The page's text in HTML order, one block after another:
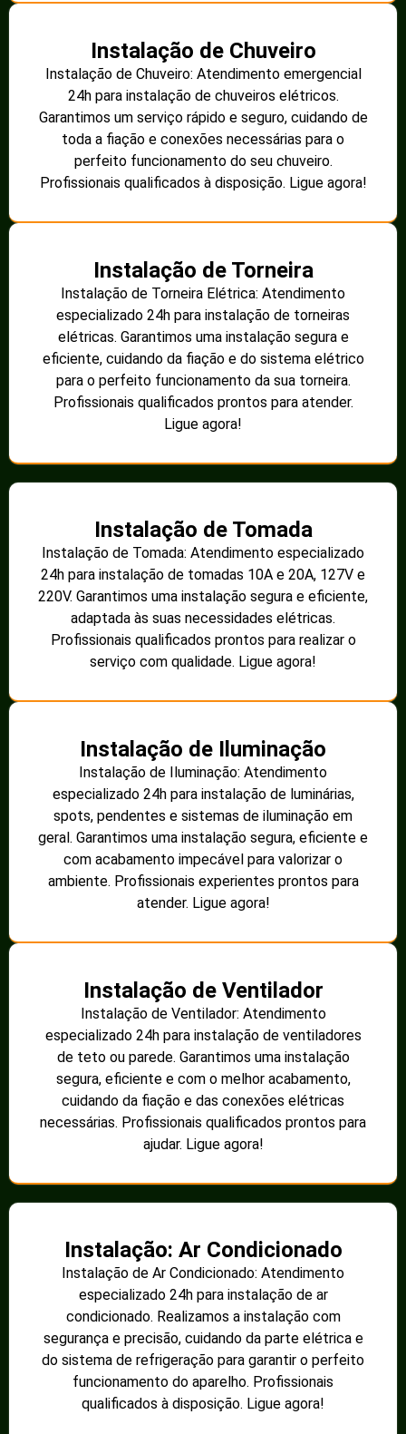
Instalação de Chuveiro
Instalação de Chuveiro: Atendimento emergencial
24h para instalação de chuveiros elétricos.
Garantimos um serviço rápido e seguro, cuidando de
toda a fiação e conexões necessárias para o
perfeito funcionamento do seu chuveiro.
Profissionais qualificados à disposição. Ligue agora!
Instalação de Torneira
Instalação de Torneira Elétrica: Atendimento
especializado 24h para instalação de torneiras
elétricas. Garantimos uma instalação segura e
eficiente, cuidando da fiação e do sistema elétrico
para o perfeito funcionamento da sua torneira.
Profissionais qualificados prontos para atender.
Ligue agora!
Instalação de Tomada
Instalação de Tomada: Atendimento especializado
24h para instalação de tomadas 10A e 20A, 127V e
220V. Garantimos uma instalação segura e eficiente,
adaptada às suas necessidades elétricas.
Profissionais qualificados prontos para realizar o
serviço com qualidade. Ligue agora!
Instalação de Iluminação
Instalação de Iluminação: Atendimento
especializado 24h para instalação de luminárias,
spots, pendentes e sistemas de iluminação em
geral. Garantimos uma instalação segura, eficiente e
com acabamento impecável para valorizar o
ambiente. Profissionais experientes prontos para
atender. Ligue agora!
Instalação de Ventilador
Instalação de Ventilador: Atendimento
especializado 24h para instalação de ventiladores
de teto ou parede. Garantimos uma instalação
segura, eficiente e com o melhor acabamento,
cuidando da fiação e das conexões elétricas
necessárias. Profissionais qualificados prontos para
ajudar. Ligue agora!
Instalação: Ar Condicionado
Instalação de Ar Condicionado: Atendimento
especializado 24h para instalação de ar
condicionado. Realizamos a instalação com
segurança e precisão, cuidando da parte elétrica e
do sistema de refrigeração para garantir o perfeito
funcionamento do aparelho. Profissionais
qualificados à disposição. Ligue agora!